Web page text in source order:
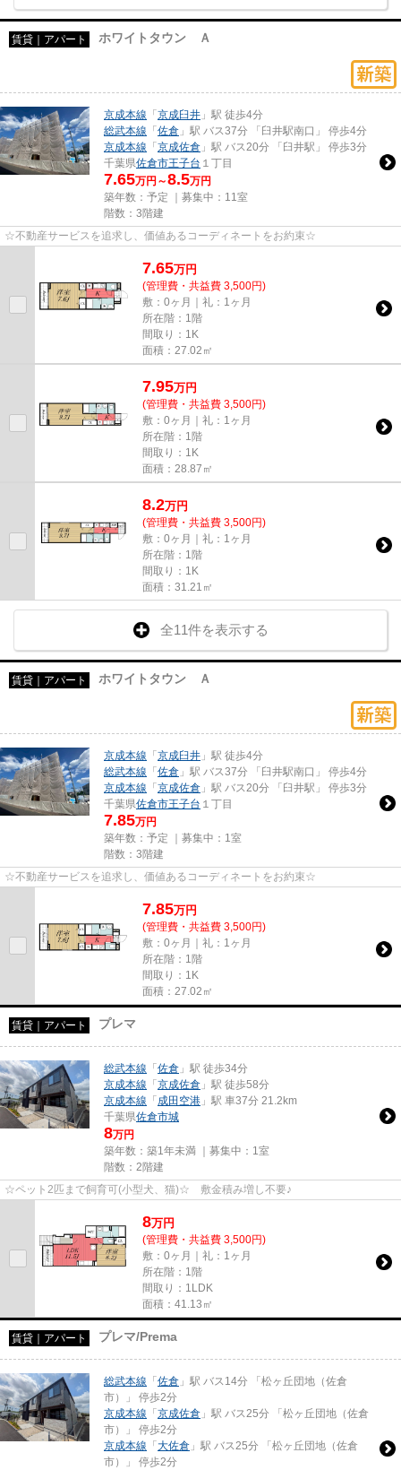
賃貸｜アパート ホワイトタウン Ａ
京成本線 「 京成臼井 」駅 徒歩4分
総武本線 「 佐倉 」駅 バス37分 「臼井駅南口」 停歩4分
京成本線 「 京成佐倉 」駅 バス20分 「臼井駅」 停歩3分
千葉県佐倉市王子台 １丁目
7.65万円～8.5万円
築年数：予定 ｜募集中： 11室
階数：3階建
☆不動産サービスを追求し、価値あるコーディネートをお約束☆
7.65万円
(管理費・共益費 3,500円)
敷：0ヶ月｜礼：1ヶ月
所在階：1階
間取り：1K
面積：27.02㎡
7.95万円
(管理費・共益費 3,500円)
敷：0ヶ月｜礼：1ヶ月
所在階：1階
間取り：1K
面積：28.87㎡
8.2万円
(管理費・共益費 3,500円)
敷：0ヶ月｜礼：1ヶ月
所在階：1階
間取り：1K
面積：31.21㎡
全11件を表示する
賃貸｜アパート ホワイトタウン Ａ
京成本線 「 京成臼井 」駅 徒歩4分
総武本線 「 佐倉 」駅 バス37分 「臼井駅南口」 停歩4分
京成本線 「 京成佐倉 」駅 バス20分 「臼井駅」 停歩3分
千葉県佐倉市王子台 １丁目
7.85万円
築年数：予定 ｜募集中： 1室
階数：3階建
☆不動産サービスを追求し、価値あるコーディネートをお約束☆
7.85万円
(管理費・共益費 3,500円)
敷：0ヶ月｜礼：1ヶ月
所在階：1階
間取り：1K
面積：27.02㎡
賃貸｜アパート プレマ
総武本線 「 佐倉 」駅 徒歩34分
京成本線 「 京成佐倉 」駅 徒歩58分
京成本線 「 成田空港 」駅 車37分 21.2km
千葉県佐倉市城
8万円
築年数：築1年未満 ｜募集中： 1室
階数：2階建
☆ペット2匹まで飼育可(小型犬、猫)☆ 敷金積み増し不要♪
8万円
(管理費・共益費 3,500円)
敷：0ヶ月｜礼：1ヶ月
所在階：1階
間取り：1LDK
面積：41.13㎡
賃貸｜アパート プレマ/Prema
総武本線 「 佐倉 」駅 バス14分 「松ヶ丘団地（佐倉
市）」 停歩2分
京成本線 「 京成佐倉 」駅 バス25分 「松ヶ丘団地（佐倉
市）」 停歩2分
京成本線 「 大佐倉 」駅 バス25分 「松ヶ丘団地（佐倉
市）」 停歩2分